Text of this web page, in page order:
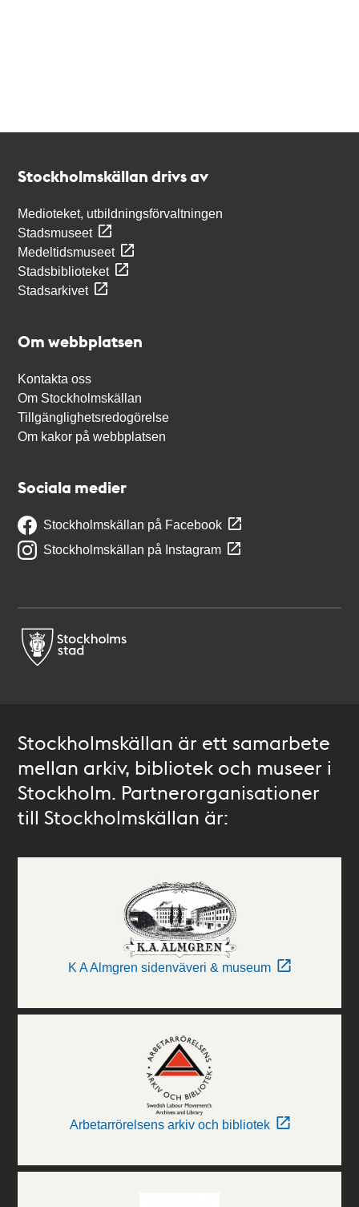
Stockholmskällan drivs av
Medioteket, utbildningsförvaltningen
Stadsmuseet
Medeltidsmuseet
Stadsbiblioteket
Stadsarkivet
Om webbplatsen
Kontakta oss
Om Stockholmskällan
Tillgänglighetsredogörelse
Om kakor på webbplatsen
Sociala medier
Stockholmskällan på Facebook
Stockholmskällan på Instagram
Stockholmskällan är ett samarbete
mellan arkiv, bibliotek och museer i
Stockholm. Partnerorganisationer
till Stockholmskällan är:
K A Almgren sidenväveri & museum
Arbetarrörelsens arkiv och bibliotek